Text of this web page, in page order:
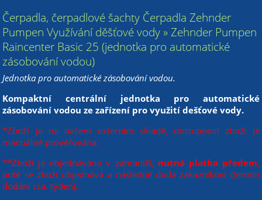
Čerpadla, čerpadlové šachty Čerpadla Zehnder
Pumpen Využívání děšťové vody » Zehnder Pumpen
Raincenter Basic 25 (jednotka pro automatické
zásobování vodou)
Jednotka pro automatické zásobování vodou.
Kompaktní centrální jednotka pro automatické
zásobování vodou ze zařízení pro využití dešťové vody.
*Zboží je na našem externím skladě, dostupnost zboží je
manuálně prověřována.
**Zboží je objednáváno v zahraničí, nutná platba předem,
poté se zboží objednává a následně dodá zákazníkovi (termín
dodání cca. týden).